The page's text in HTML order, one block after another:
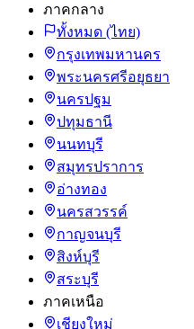
ภาคกลาง
ทั้งหมด (ไทย)
กรุงเทพมหานคร
พระนครศรีอยุธยา
นครปฐม
ปทุมธานี
นนทบุรี
สมุทรปราการ
อ่างทอง
นครสวรรค์
กาญจนบุรี
สิงห์บุรี
สระบุรี
ภาคเหนือ
เชียงใหม่